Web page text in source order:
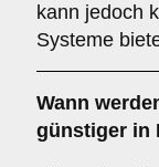
kann jedoch
Systeme
Wann
günstiger in